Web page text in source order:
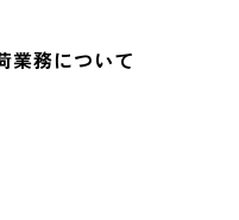
業務について